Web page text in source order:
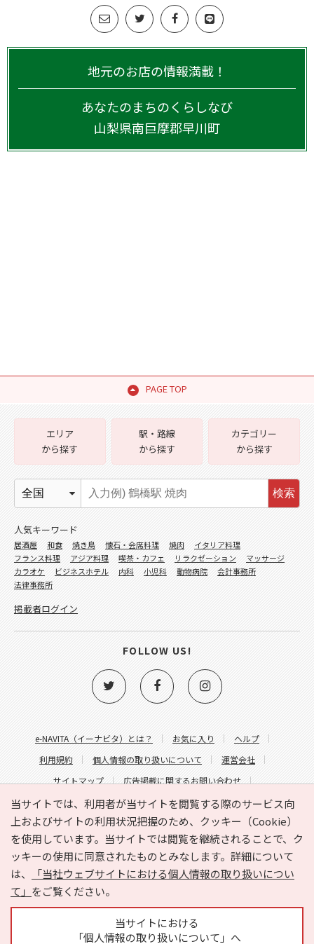
地元のお店の情報満載！
あなたのまちのくらしなび
山梨県南巨摩郡早川町
PAGE TOP
当サイトでは、利用者が当サイトを閲覧する際のサービス向
上およびサイトの利用状況把握のため、クッキー（Cookie）
を使用しています。当サイトでは閲覧を継続されることで、ク
ッキーの使用に同意されたものとみなします。詳細について
は、
「当社ウェブサイトにおける個人情報の取り扱いについ
て」 をご覧ください。
当サイトにおける
「個人情報の取り扱いについて」へ
e-NAVITA（イーナビタ）とは？ お気に入り
ヘルプ
利用規約
個人情報の取り扱いについて
運営会社
サイトマップ
広告掲載に関するお問い合わせ
サイトの内容に関するお問い合わせ
エリア
から探す
駅・路線
から探す
カテゴリー
から探す
検索
人気キーワード
居酒屋 和食 焼き鳥 懐石・会席料理 焼肉
イタリア料理
フランス料理
アジア料理 喫茶・カフェ リラクゼーション
マッサージ
カラオケ
ビジネスホテル 内科 小児科 動物病院
会計事務所
法律事務所
掲載者ログイン
FOLLOW US!
Copyright © HYOJITO.Co.,Ltd. All Rights Reserved.